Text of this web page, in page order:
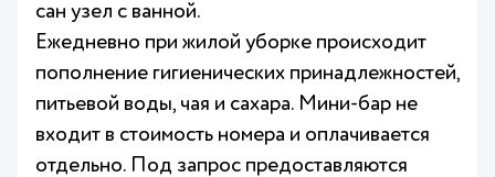
сан узел с ванной.
Ежедневно при жилой уборке происходит
пополнение гигиенических принадлежностей,
питьевой воды, чая и сахара. Мини-бар не
входит в стоимость номера и оплачивается
отдельно. Под запрос предоставляются